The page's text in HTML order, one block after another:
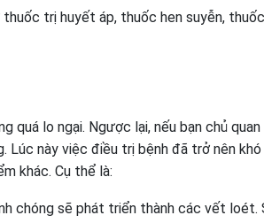
trị huyết áp, thuốc hen suyễn, thuốc
quá lo ngại. Ngược lại, nếu bạn chủ
Lúc này việc điều trị bệnh đã trở nên khó
khác. Cụ thể là:
chóng sẽ phát triển thành các vết loét.